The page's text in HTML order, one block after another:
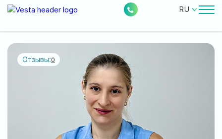
RU
Врачи
Бесплатные услуги
Отзывы:0